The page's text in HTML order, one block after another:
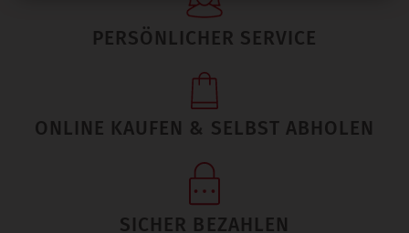
PERSÖNLICHER SERVICE
ONLINE KAUFEN & SELBST ABHOLEN
SICHER BEZAHLEN